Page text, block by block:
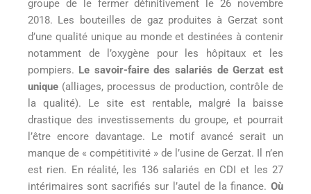
groupe de le fermer définitivement le 26 novembre
2018. Les bouteilles de gaz produites à Gerzat sont
d’une qualité unique au monde et destinées à contenir
notamment de l’oxygène pour les hôpitaux et les
pompiers. Le savoir-faire des salariés de Gerzat est
unique (alliages, processus de production, contrôle de
la qualité). Le site est rentable, malgré la baisse
drastique des investissements du groupe, et pourrait
l’être encore davantage. Le motif avancé serait un
manque de « compétitivité » de l’usine de Gerzat. Il n’en
est rien. En réalité, les 136 salariés en CDI et les 27
intérimaires sont sacrifiés sur l’autel de la finance. Où